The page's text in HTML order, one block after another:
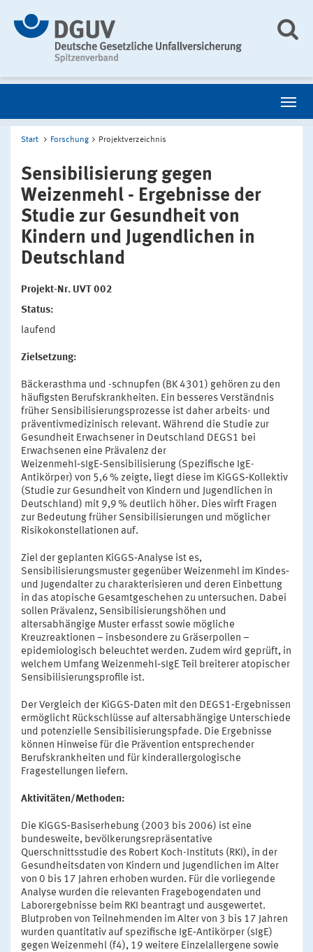
Start Forschung Projektverzeichnis
Sensibilisierung gegen
Weizenmehl - Ergebnisse der
Studie zur Gesundheit von
Kindern und Jugendlichen in
Deutschland
Projekt-Nr. UVT 002
Status:
laufend
Zielsetzung:
Bäckerasthma und -schnupfen (BK 4301) gehören zu den
häufigsten Berufskrankheiten. Ein besseres Verständnis
früher Sensibilisierungsprozesse ist daher arbeits- und
präventivmedizinisch relevant. Während die Studie zur
Gesundheit Erwachsener in Deutschland DEGS1 bei
Erwachsenen eine Prävalenz der
Weizenmehl‑sIgE‑Sensibilisierung (Spezifische IgE-
Antikörper) von 5,6 % zeigte, liegt diese im KiGGS‑Kollektiv
(Studie zur Gesundheit von Kindern und Jugendlichen in
Deutschland) mit 9,9 % deutlich höher. Dies wirft Fragen
zur Bedeutung früher Sensibilisierungen und möglicher
Risikokonstellationen auf.
Ziel der geplanten KiGGS‑Analyse ist es,
Sensibilisierungsmuster gegenüber Weizenmehl im Kindes‑
und Jugendalter zu charakterisieren und deren Einbettung
in das atopische Gesamtgeschehen zu untersuchen. Dabei
sollen Prävalenz, Sensibilisierungshöhen und
altersabhängige Muster erfasst sowie mögliche
Kreuzreaktionen – insbesondere zu Gräserpollen –
epidemiologisch beleuchtet werden. Zudem wird geprüft, in
welchem Umfang Weizenmehl‑sIgE Teil breiterer atopischer
Sensibilisierungsprofile ist.
Der Vergleich der KiGGS‑Daten mit den DEGS1‑Ergebnissen
ermöglicht Rückschlüsse auf altersabhängige Unterschiede
und potenzielle Sensibilisierungspfade. Die Ergebnisse
können Hinweise für die Prävention entsprechender
Berufskrankheiten und für kinderallergologische
Fragestellungen liefern.
Aktivitäten/Methoden:
Die KiGGS‑Basiserhebung (2003 bis 2006) ist eine
bundesweite, bevölkerungsrepräsentative
Querschnittsstudie des Robert Koch-Instituts (RKI), in der
Gesundheitsdaten von Kindern und Jugendlichen im Alter
von 0 bis 17 Jahren erhoben wurden. Für die vorliegende
Analyse wurden die relevanten Fragebogendaten und
Laborergebnisse beim RKI beantragt und ausgewertet.
Blutproben von Teilnehmenden im Alter von 3 bis 17 Jahren
wurden quantitativ auf spezifische IgE‑Antikörper (sIgE)
gegen Weizenmehl (f4), 19 weitere Einzelallergene sowie